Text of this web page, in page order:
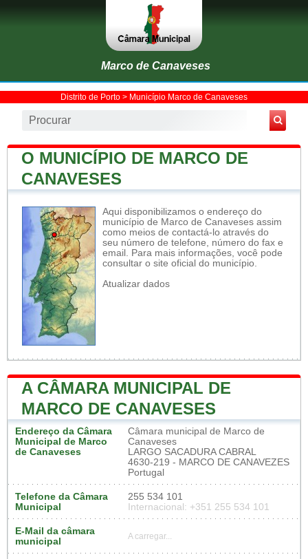
Marco de Canaveses
Distrito de Porto > Município Marco de Canaveses
O MUNICÍPIO DE MARCO DE
CANAVESES
Aqui disponibilizamos o endereço do
município de Marco de Canaveses assim
como meios de contactá-lo através do
seu número de telefone, número do fax e
email. Para mais informações, você pode
consultar o site oficial do município.
Atualizar dados
A CÂMARA MUNICIPAL DE
MARCO DE CANAVESES
Endereço da Câmara
Municipal de Marco
de Canaveses
Câmara municipal de Marco de
Canaveses
LARGO SACADURA CABRAL
4630-219 - MARCO DE CANAVEZES
Portugal
Telefone da Câmara
Municipal
255 534 101
Internacional: +351 255 534 101
E-Mail da câmara
municipal
A carregar...